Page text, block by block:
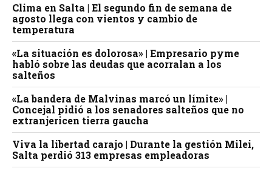
Clima en Salta | El segundo fin de semana de
agosto llega con vientos y cambio de
temperatura
«La situación es dolorosa» | Empresario pyme
habló sobre las deudas que acorralan a los
salteños
«La bandera de Malvinas marcó un límite» |
Concejal pidió a los senadores salteños que no
extranjericen tierra gaucha
Viva la libertad carajo | Durante la gestión Milei,
Salta perdió 313 empresas empleadoras